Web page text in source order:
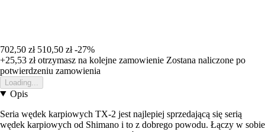
702,50 zł 510,50 zł -27%
+25,53 złotrzymasz na kolejne zamowienie Zostana naliczone po
potwierdzeniu zamowienia
Loading...
Opis
Seria wędek karpiowych TX-2 jest najlepiej sprzedającą się serią
wędek karpiowych od Shimano i to z dobrego powodu. Łączy w sobie